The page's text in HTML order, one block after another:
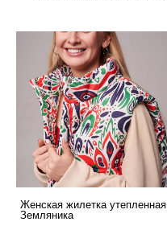
Женская жилетка утепленная
Земляника